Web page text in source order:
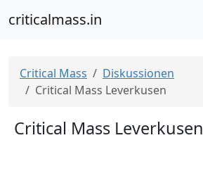
criticalmass.in
Critical Mass
Diskussionen
Critical Mass Leverkusen
Critical Mass Leverkusen